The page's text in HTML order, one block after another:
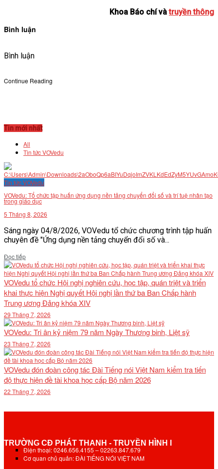
Khoa Báo chí vàtruyền thông
Bình luận
Bình luận
Continue Reading
Tin mới nhất
All
Tin tức VOVedu
Tin tức VOVedu
VOVedu: Tổ chức tập huấn ứng dụng nền tảng chuyển đổi số và trí tuệ nhân tạo
trong giáo dục
5 Tháng 8, 2026
Sáng ngày 04/8/2026, VOVedu tổ chức chương trình tập huấn
chuyên đề "Ứng dụng nền tảng chuyển đổi số và...
Đọc tiếpDetails
VOVedu tổ chức Hội nghị nghiên cứu, học tập, quán triệt và triển
khai thực hiện Nghị quyết Hội nghị lần thứ ba Ban Chấp hành
Trung ương Đảng khóa XIV
29 Tháng 7, 2026
VOVedu: Tri ân kỷ niệm 79 năm Ngày Thương binh, Liệt sỹ
23 Tháng 7, 2026
VOVedu đón đoàn công tác Đài Tiếng nói Việt Nam kiểm tra tiến
độ thực hiện đề tài khoa học cấp Bộ năm 2026
22 Tháng 7, 2026
TRƯỜNG CĐ PHÁT THANH - TRUYỀN HÌNH I
Điện thoại: 0246.656.4155 – 02263.847.679
Cơ quan chủ quản: ĐÀI TIẾNG NÓI VIỆT NAM